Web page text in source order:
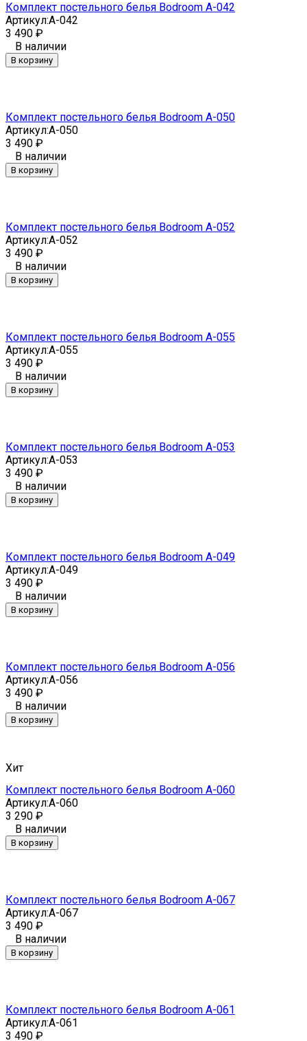
Комплект постельного белья Bodroom A-042
Артикул:A-042
3 490 ₽
В наличии
В корзину
Комплект постельного белья Bodroom A-050
Артикул:A-050
3 490 ₽
В наличии
В корзину
Комплект постельного белья Bodroom A-052
Артикул:A-052
3 490 ₽
В наличии
В корзину
Комплект постельного белья Bodroom A-055
Артикул:A-055
3 490 ₽
В наличии
В корзину
Комплект постельного белья Bodroom A-053
Артикул:A-053
3 490 ₽
В наличии
В корзину
Комплект постельного белья Bodroom A-049
Артикул:A-049
3 490 ₽
В наличии
В корзину
Комплект постельного белья Bodroom A-056
Артикул:A-056
3 490 ₽
В наличии
В корзину
Хит
Комплект постельного белья Bodroom A-060
Артикул:A-060
3 290 ₽
В наличии
В корзину
Комплект постельного белья Bodroom A-067
Артикул:A-067
3 490 ₽
В наличии
В корзину
Комплект постельного белья Bodroom A-061
Артикул:A-061
3 490 ₽